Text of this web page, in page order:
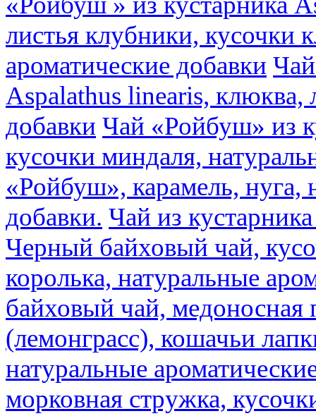
листья клубники, кусочки
ароматические добавки
Aspalathus linearis, клюква,
добавки Чай «Ройбуш» из
кусочки миндаля,
«Ройбуш», карамель, нуга,
добавки. Чай из
Черный байховый чай,
королька, натуральные
байховый чай, медоносная
(лемонграсс), кошачьи
натуральные
морковная стружка,